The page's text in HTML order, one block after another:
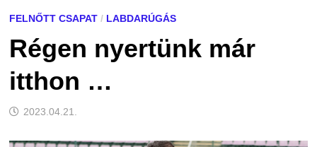
FELNŐTT CSAPAT/ LABDARÚGÁS
Régen nyertünk már
itthon …
2023.04.21.